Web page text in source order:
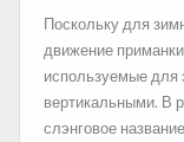
Поскольку для
движение
используемые для
вертикальными. В
слэнговое